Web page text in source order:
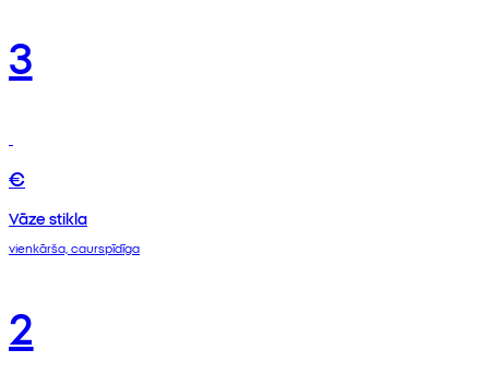
3
€
Vāze stikla
vienkārša, caurspīdīga
2